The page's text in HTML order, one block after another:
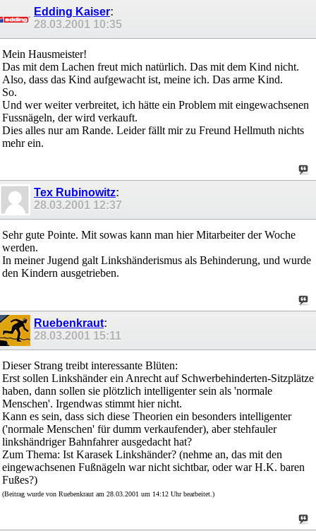
Edding Kaiser:
28.03.2001 10:35
Mein Hausmeister!
Das mit dem Lachen freut mich natürlich. Das mit dem Kind nicht.
Also, dass das Kind aufgewacht ist, meine ich. Das arme Kind.
So.
Und wer weiter verbreitet, ich hätte ein Problem mit eingewachsenen
Fussnägeln, der wird verkauft.
Dies alles nur am Rande. Leider fällt mir zu Freund Hellmuth nichts
mehr ein.
Tex Rubinowitz:
28.03.2001 12:37
Sehr gute Pointe. Mit sowas kann man hier Mitarbeiter der Woche
werden.
In meiner Jugend galt Linkshänderismus als Behinderung, und wurde
den Kindern ausgetrieben.
Ruebenkraut:
28.03.2001 15:11
Dieser Strang treibt interessante Blüten:
Erst sollen Linkshänder ein Anrecht auf Schwerbehinderten-Sitzplätze
haben, dann sollen sie plötzlich intelligenter sein als 'normale
Menschen'. Irgendwas stimmt hier nicht.
Kann es sein, dass sich diese Theorien ein besonders intelligenter
('normale Menschen' für dumm verkaufender), aber stehfauler
linkshändriger Bahnfahrer ausgedacht hat?
Zum Thema: Ist Karasek Linkshänder? (nehme an, das mit den
eingewachsenen Fußnägeln war nicht sichtbar, oder war H.K. baren
Fußes?)
(Beitrag wurde von Ruebenkraut am 28.03.2001 um 14:12 Uhr bearbeitet.)